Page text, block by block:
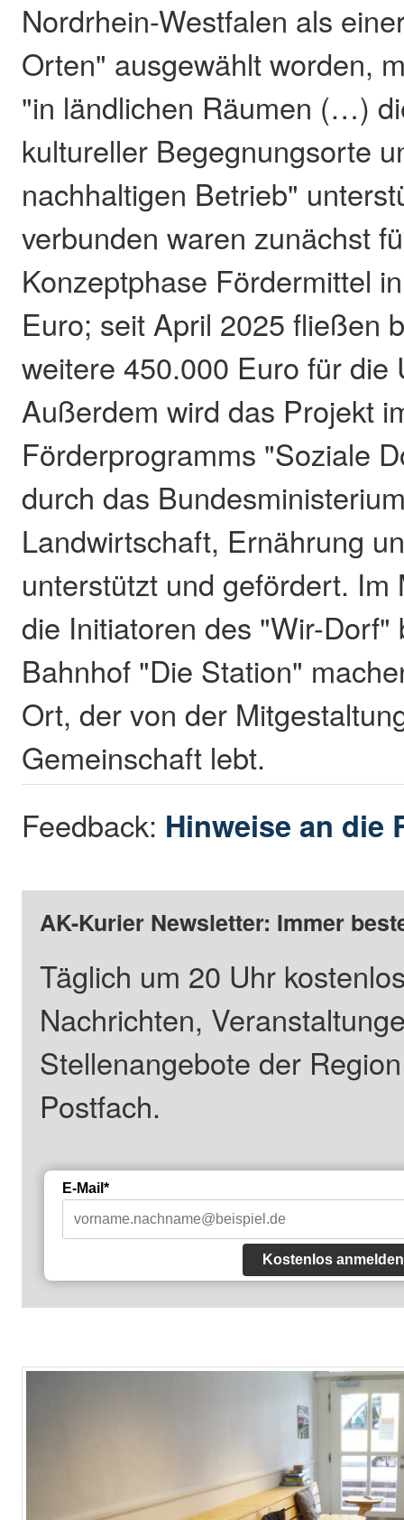
Nordrhein-Westfalen als
Orten" ausgewählt worden,
"in ländlichen Räumen (…)
kultureller Begegnungsorte
nachhaltigen Betrieb"
verbunden waren zunächst
Konzeptphase Fördermittel
Euro; seit April 2025 fließen
weitere 450.000 Euro für die
Außerdem wird das Projekt
Förderprogramms "Soziale
durch das
Landwirtschaft, Ernährung
unterstützt und gefördert. Im
die Initiatoren des "Wir-Dorf"
Bahnhof "Die Station"
Ort, der von der
Gemeinschaft lebt.
Feedback: Hinweise an die
AK-Kurier Newsletter: Immer
Täglich um 20 Uhr
Nachrichten,
Stellenangebote der
Postfach.
E-Mail*
Kostenlos anmelden